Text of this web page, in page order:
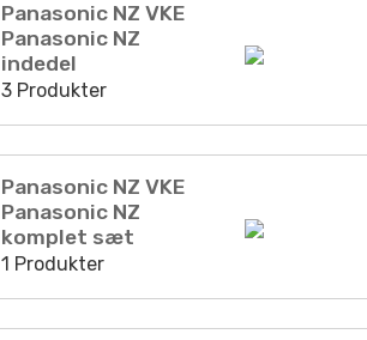
Panasonic NZ VKE
Panasonic NZ
indedel
3 Produkter
Panasonic NZ VKE
Panasonic NZ
komplet sæt
1 Produkter